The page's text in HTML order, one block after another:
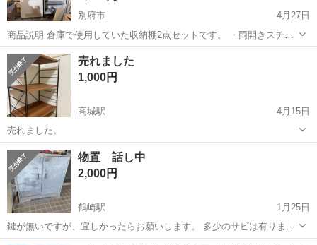
別府市
4月27日
商品説明 倉庫で使用していた収納棚2点セットです。 ・両開きスチー
ルキャビネット ・可動棚タイプのオープンラック（棚板調整可能） 業
務用でしっかりした作りです。 キズ・汚れ・使用感あり（写真参照）
ですが使用には問題ありませ...
大分 別府市 収納家具
売れました
1,000円
高城駅
4月15日
売れました。
大分 大分市 高城駅 収納家具
物置 話し中
2,000円
鶴崎駅
1月25日
鍵が無いですが、宜しかったらお願いします。 多少のサビは有ります
が、鶴崎まで取りに来れる方お願いします